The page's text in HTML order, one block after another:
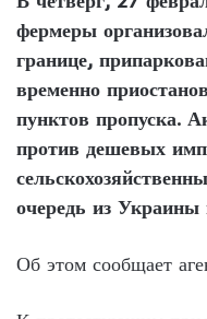
фермеры
границе,
временно
пунктов пропуска.
против дешевых
очередь из
Об этом сообщает